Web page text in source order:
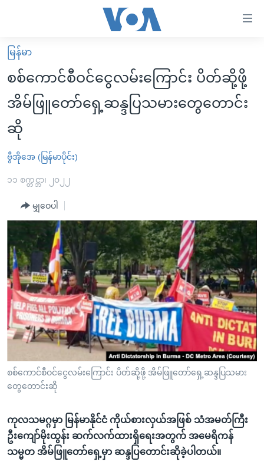
လွယ်ကူ
စေ
သည့်
Link
များ
ပင်မ
ကျော်
ကြည့်
ရန်
ပင်မ
ညွန်း
စာမျက်နှာ
သို့
ကျော်
ရန်
ရှာဖွေ
သို့
ကျော်
ရန်
မူလစာမျက်နှာ
မြန်မာ
ကမ္ဘာ့သတင်းများ
နိုင်ငံတကာ
အစ္စရေး-ပါလက်စတိုင်း
ဗွီဒီယို
အင်္ဂလိပ်စာလေ့လာမယ်
အမေရိကန်သုံးအီဒီယံ
မကြေးမုံရဲ့ အင်္ဂလိပ်စာ
ရုပ်ရှင်ထဲက အင်္ဂလိပ်စာ
သုတပဒေသာ အင်္ဂလိပ်စာ
အပတ်စဉ်ကဏ္ဍများ
တီဗွီ
ရေဒီယိုနှင့်ရုပ်သံ အချက်အလက်များ
ရေဒီယို/တီဗွီအစီအစဉ်
Learning English
ဗွီအိုအေ လူမှုကွန်ယက်များ
ဘာသာစကားများ
မြန်မာ
စစ်ကောင်စီဝင်ငွေလမ်းကြောင်း ပိတ်ဆို့ဖို့
အိမ်ဖြူတော်ရှေ့ဆန္ဒပြသမားတွေတောင်း
ဆို
ဗွီအိုအေ (မြန်မာပိုင်း)
၁၁ စက္တင္ဘာ၊ ၂၀၂၂
မျှဝေပါ
စစ်ကောင်စီဝင်ငွေလမ်းကြောင်း ပိတ်ဆို့ဖို့ အိမ်ဖြူတော်ရှေ့ဆန္ဒပြသမား
တွေတောင်းဆို
ကုလသမဂ္ဂမှာ မြန်မာနိုင်ငံ ကိုယ်စားလှယ်အဖြစ် သံအမတ်ကြီး
ဦးကျော်မိုးထွန်း ဆက်လက်ထားရှိရေးအတွက် အမေရိကန်
သမ္မတ အိမ်ဖြူတော်ရှေ့မှာ ဆန္ဒပြတောင်းဆိုခဲ့ပါတယ်။